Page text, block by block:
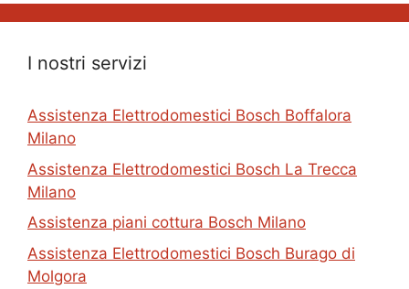
I nostri servizi
Assistenza Elettrodomestici Bosch Boffalora
Milano
Assistenza Elettrodomestici Bosch La Trecca
Milano
Assistenza piani cottura Bosch Milano
Assistenza Elettrodomestici Bosch Burago di
Molgora